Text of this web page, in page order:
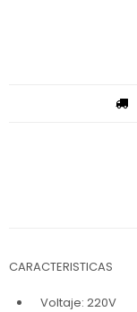
CARACTERISTICAS
Voltaje: 220V